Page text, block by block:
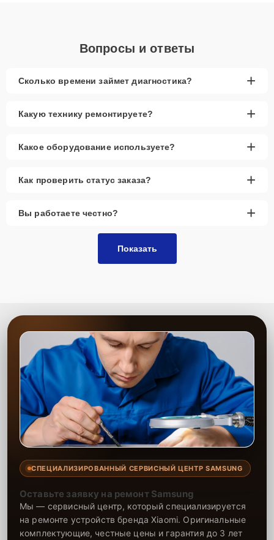
Вопросы и ответы
Сколько времени займет диагностика? +
Какую технику ремонтируете? +
Какое оборудование используете? +
Как проверить статус заказа? +
Вы работаете честно? +
Показать
СПЕЦИАЛИЗИРОВАННЫЙ СЕРВИСНЫЙ ЦЕНТР SAMSUNG
Оставьте заявку на ремонт Samsung
Мы — сервисный центр, который специализируется
на ремонте устройств бренда Xiaomi. Оригинальные
комплектующие, честные цены и гарантия до 3 лет